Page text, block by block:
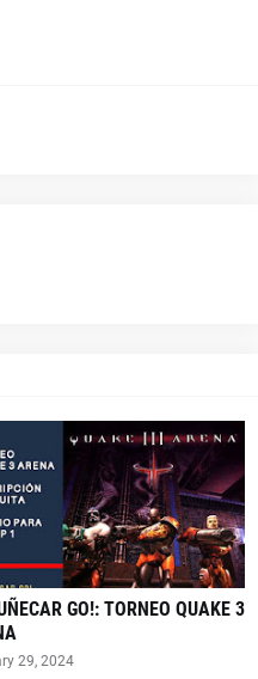
GO!: TORNEO QUAKE 3
29, 2024